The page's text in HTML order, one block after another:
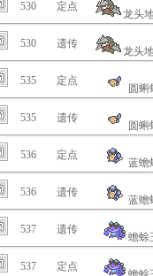
530 定点
龙头
530 遗传
龙头
535 定点
圆蝌
535 遗传
圆蝌
536 定点
蓝蟾
536 遗传
蓝蟾
537 遗传
蟾蜍
537 定点